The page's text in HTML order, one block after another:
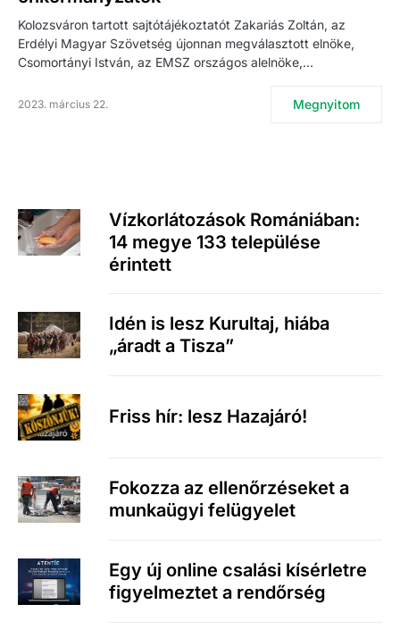
Kolozsváron tartott sajtótájékoztatót Zakariás Zoltán, az
Erdélyi Magyar Szövetség újonnan megválasztott elnöke,
Csomortányi István, az EMSZ országos alelnöke,…
2023. március 22. Megnyitom
Vízkorlátozások Romániában:
14 megye 133 települése
érintett
Idén is lesz Kurultaj, hiába
„áradt a Tisza”
Friss hír: lesz Hazajáró!
Fokozza az ellenőrzéseket a
munkaügyi felügyelet
Egy új online csalási kísérletre
figyelmeztet a rendőrség